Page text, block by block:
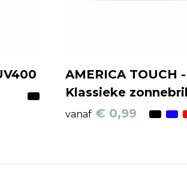
AMERICA TOUCH -
Klassieke
vanaf € 0,99